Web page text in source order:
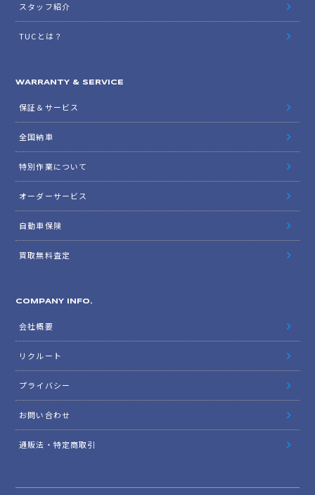
スタッフ紹介
TUCとは？
WARRANTY & SERVICE
保証＆サービス
全国納車
特別作業について
オーダーサービス
自動車保険
買取無料査定
COMPANY INFO.
会社概要
リクルート
プライバシー
お問い合わせ
通販法・特定商取引